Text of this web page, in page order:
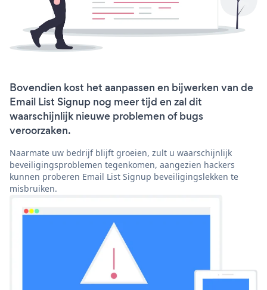
Bovendien kost het aanpassen en bijwerken van de
Email List Signup nog meer tijd en zal dit
waarschijnlijk nieuwe problemen of bugs
veroorzaken.
Naarmate uw bedrijf blijft groeien, zult u waarschijnlijk
beveiligingsproblemen tegenkomen, aangezien hackers
kunnen proberen Email List Signup beveiligingslekken te
misbruiken.